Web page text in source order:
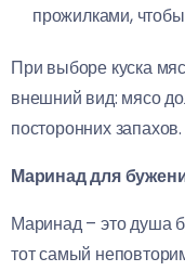
прожилками,
При выборе куска
внешний вид: мясо
посторонних
Маринад для
Маринад – это душа
тот самый